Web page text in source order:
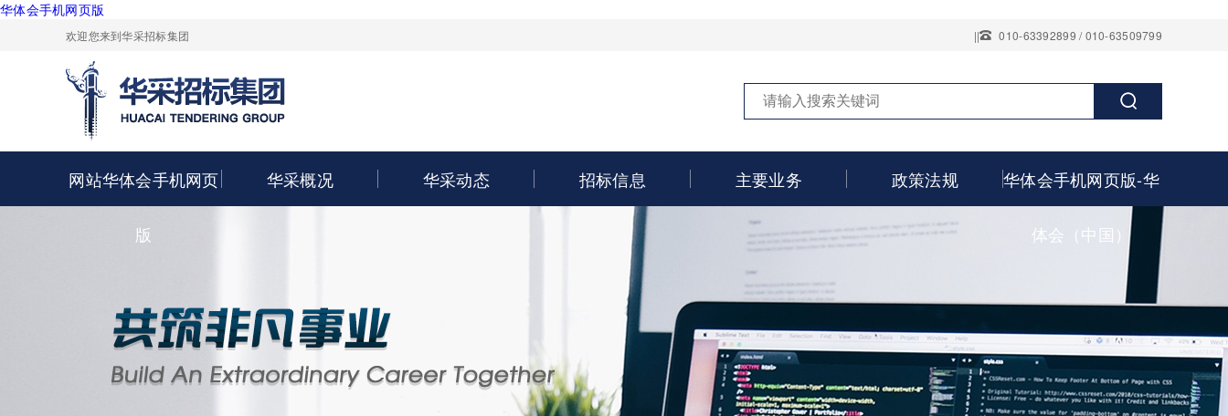
华体会手机网页版
欢迎您来到华采招标集团 || 010-63392899 / 010-63509799
网站华体会手机网页
版
华采概况 华采动态 招标信息 主要业务 政策法规 华体会手机网页版-华
体会（中国）